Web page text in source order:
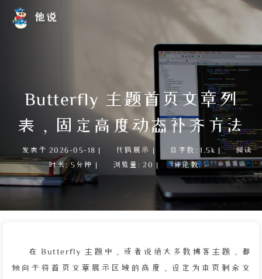
他说
Butterfly 主题首页文章列
表，固定高度动态补齐方法
发表于 2026-05-18 | 代码展示 | 总字数: 1.5k |
阅读
时长: 5分钟 | 浏览量: 20 | 评论数:
在 Butterfly 主题中，或者说绝大多数博客主题，都
倾向于将首页文章展示区域的高度，设定为本页剩余文